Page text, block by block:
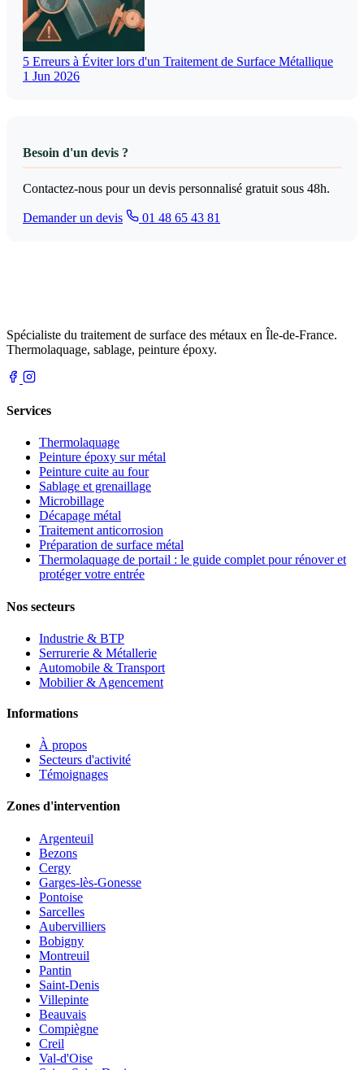
5 Erreurs à Éviter lors d'un Traitement de Surface Métallique
1 Jun 2026
Besoin d'un devis ?
Contactez-nous pour un devis personnalisé gratuit sous 48h.
Demander un devis 01 48 65 43 81
Spécialiste du traitement de surface des métaux en Île-de-France.
Thermolaquage, sablage, peinture époxy.
Services
Thermolaquage
Peinture époxy sur métal
Peinture cuite au four
Sablage et grenaillage
Microbillage
Décapage métal
Traitement anticorrosion
Préparation de surface métal
Thermolaquage de portail : le guide complet pour rénover et
protéger votre entrée
Nos secteurs
Industrie & BTP
Serrurerie & Métallerie
Automobile & Transport
Mobilier & Agencement
Informations
À propos
Secteurs d'activité
Témoignages
Zones d'intervention
Argenteuil
Bezons
Cergy
Garges-lès-Gonesse
Pontoise
Sarcelles
Aubervilliers
Bobigny
Montreuil
Pantin
Saint-Denis
Villepinte
Beauvais
Compiègne
Creil
Val-d'Oise